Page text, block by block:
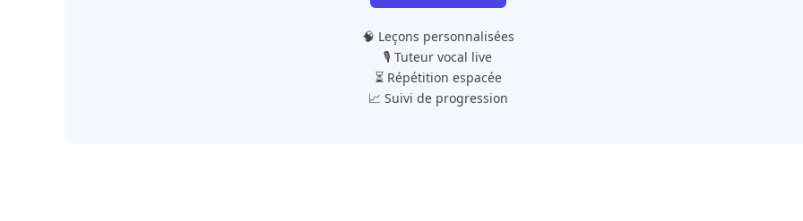
🧠 Leçons personnalisées
🎙️ Tuteur vocal live
⏳ Répétition espacée
📈 Suivi de progression